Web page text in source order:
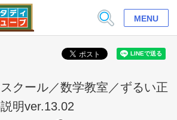
MENU
クール／数学教室／ずるい正
明ver.13.02